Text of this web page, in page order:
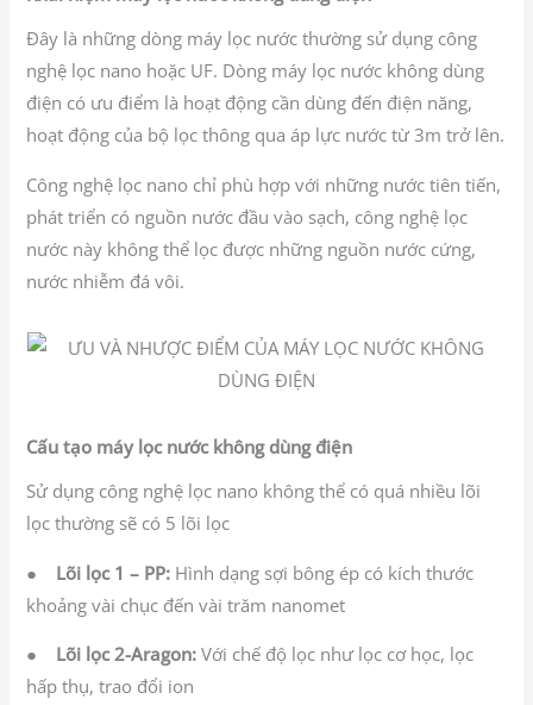
Đây là những dòng máy lọc nước thường sử dụng công
nghệ lọc nano hoặc UF. Dòng máy lọc nước không dùng
điện có ưu điểm là hoạt động cần dùng đến điện năng,
hoạt động của bộ lọc thông qua áp lực nước từ 3m trở lên.
Công nghệ lọc nano chỉ phù hợp với những nước tiên tiến,
phát triển có nguồn nước đầu vào sạch, công nghệ lọc
nước này không thể lọc được những nguồn nước cứng,
nước nhiễm đá vôi.
Cấu tạo máy lọc nước không dùng điện
Sử dụng công nghệ lọc nano không thể có quá nhiều lõi
lọc thường sẽ có 5 lõi lọc
● Lõi lọc 1 – PP: Hình dạng sợi bông ép có kích thước
khoảng vài chục đến vài trăm nanomet
● Lõi lọc 2-Aragon: Với chế độ lọc như lọc cơ học, lọc
hấp thụ, trao đổi ion